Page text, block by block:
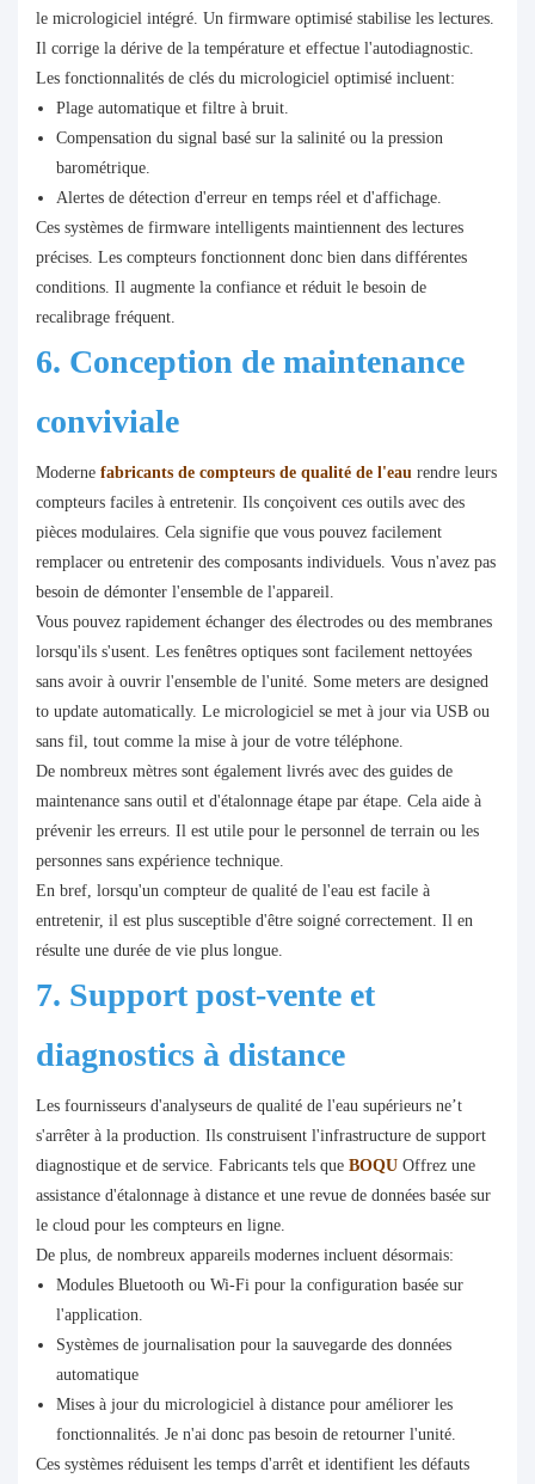
le micrologiciel intégré. Un firmware optimisé stabilise les lectures.
Il corrige la dérive de la température et effectue l'autodiagnostic.
Les fonctionnalités de clés du micrologiciel optimisé incluent:
Plage automatique et filtre à bruit.
Compensation du signal basé sur la salinité ou la pression
barométrique.
Alertes de détection d'erreur en temps réel et d'affichage.
Ces systèmes de firmware intelligents maintiennent des lectures
précises. Les compteurs fonctionnent donc bien dans différentes
conditions. Il augmente la confiance et réduit le besoin de
recalibrage fréquent.
6. Conception de maintenance
conviviale
Moderne fabricants de compteurs de qualité de l'eau rendre leurs
compteurs faciles à entretenir. Ils conçoivent ces outils avec des
pièces modulaires. Cela signifie que vous pouvez facilement
remplacer ou entretenir des composants individuels. Vous n'avez pas
besoin de démonter l'ensemble de l'appareil.
Vous pouvez rapidement échanger des électrodes ou des membranes
lorsqu'ils s'usent. Les fenêtres optiques sont facilement nettoyées
sans avoir à ouvrir l'ensemble de l'unité. Some meters are designed
to update automatically. Le micrologiciel se met à jour via USB ou
sans fil, tout comme la mise à jour de votre téléphone.
De nombreux mètres sont également livrés avec des guides de
maintenance sans outil et d'étalonnage étape par étape. Cela aide à
prévenir les erreurs. Il est utile pour le personnel de terrain ou les
personnes sans expérience technique.
En bref, lorsqu'un compteur de qualité de l'eau est facile à
entretenir, il est plus susceptible d'être soigné correctement. Il en
résulte une durée de vie plus longue.
7. Support post-vente et
diagnostics à distance
Les fournisseurs d'analyseurs de qualité de l'eau supérieurs ne’t
s'arrêter à la production. Ils construisent l'infrastructure de support
diagnostique et de service. Fabricants tels que BOQU Offrez une
assistance d'étalonnage à distance et une revue de données basée sur
le cloud pour les compteurs en ligne.
De plus, de nombreux appareils modernes incluent désormais:
Modules Bluetooth ou Wi-Fi pour la configuration basée sur
l'application.
Systèmes de journalisation pour la sauvegarde des données
automatique
Mises à jour du micrologiciel à distance pour améliorer les
fonctionnalités. Je n'ai donc pas besoin de retourner l'unité.
Ces systèmes réduisent les temps d'arrêt et identifient les défauts